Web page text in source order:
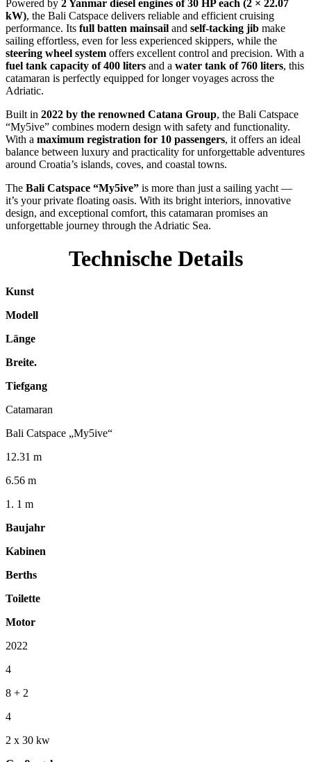
Powered by 2 Yanmar diesel engines of 30 HP each (2 × 22.07
kW), the Bali Catspace delivers reliable and efficient cruising
performance. Its full batten mainsail and self-tacking jib make
sailing effortless, even for less experienced skippers, while the
steering wheel system offers excellent control and precision. With a
fuel tank capacity of 400 liters and a water tank of 760 liters, this
catamaran is perfectly equipped for longer voyages across the
Adriatic.
Built in 2022 by the renowned Catana Group, the Bali Catspace
“My5ive” combines modern design with safety and functionality.
With a maximum registration for 10 passengers, it offers an ideal
balance between luxury and practicality for unforgettable adventures
around Croatia’s islands, coves, and coastal towns.
The Bali Catspace “My5ive” is more than just a sailing yacht —
it’s your private floating oasis. With its bright interiors, innovative
design, and exceptional comfort, this catamaran promises an
unforgettable journey through the Adriatic Sea.
Technische Details
Kunst
Modell
Länge
Breite.
Tiefgang
Catamaran
Bali Catspace „My5ive“
12.31 m
6.56 m
1. 1 m
Baujahr
Kabinen
Berths
Toilette
Motor
2022
4
8 + 2
4
2 x 30 kw